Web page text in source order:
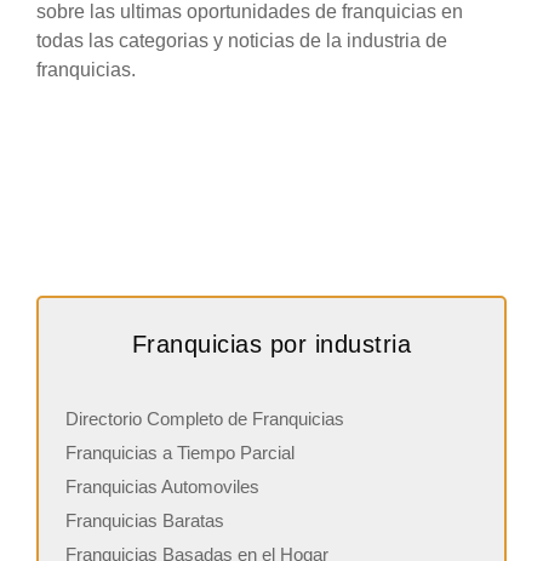
sobre las ultimas oportunidades de franquicias en
todas las categorias y noticias de la industria de
franquicias.
Franquicias por industria
Directorio Completo de Franquicias
Franquicias a Tiempo Parcial
Franquicias Automoviles
Franquicias Baratas
Franquicias Basadas en el Hogar